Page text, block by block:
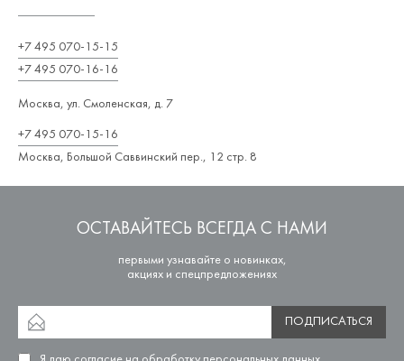
+7 495 070-15-15
+7 495 070-16-16
Москва, ул. Смоленская, д. 7
+7 495 070-15-16
Москва, Большой Саввинский пер., 12 стр. 8
ОСТАВАЙТЕСЬ ВСЕГДА С НАМИ
первыми узнавайте о новинках,
акциях и спецпредложениях
ПОДПИСАТЬСЯ